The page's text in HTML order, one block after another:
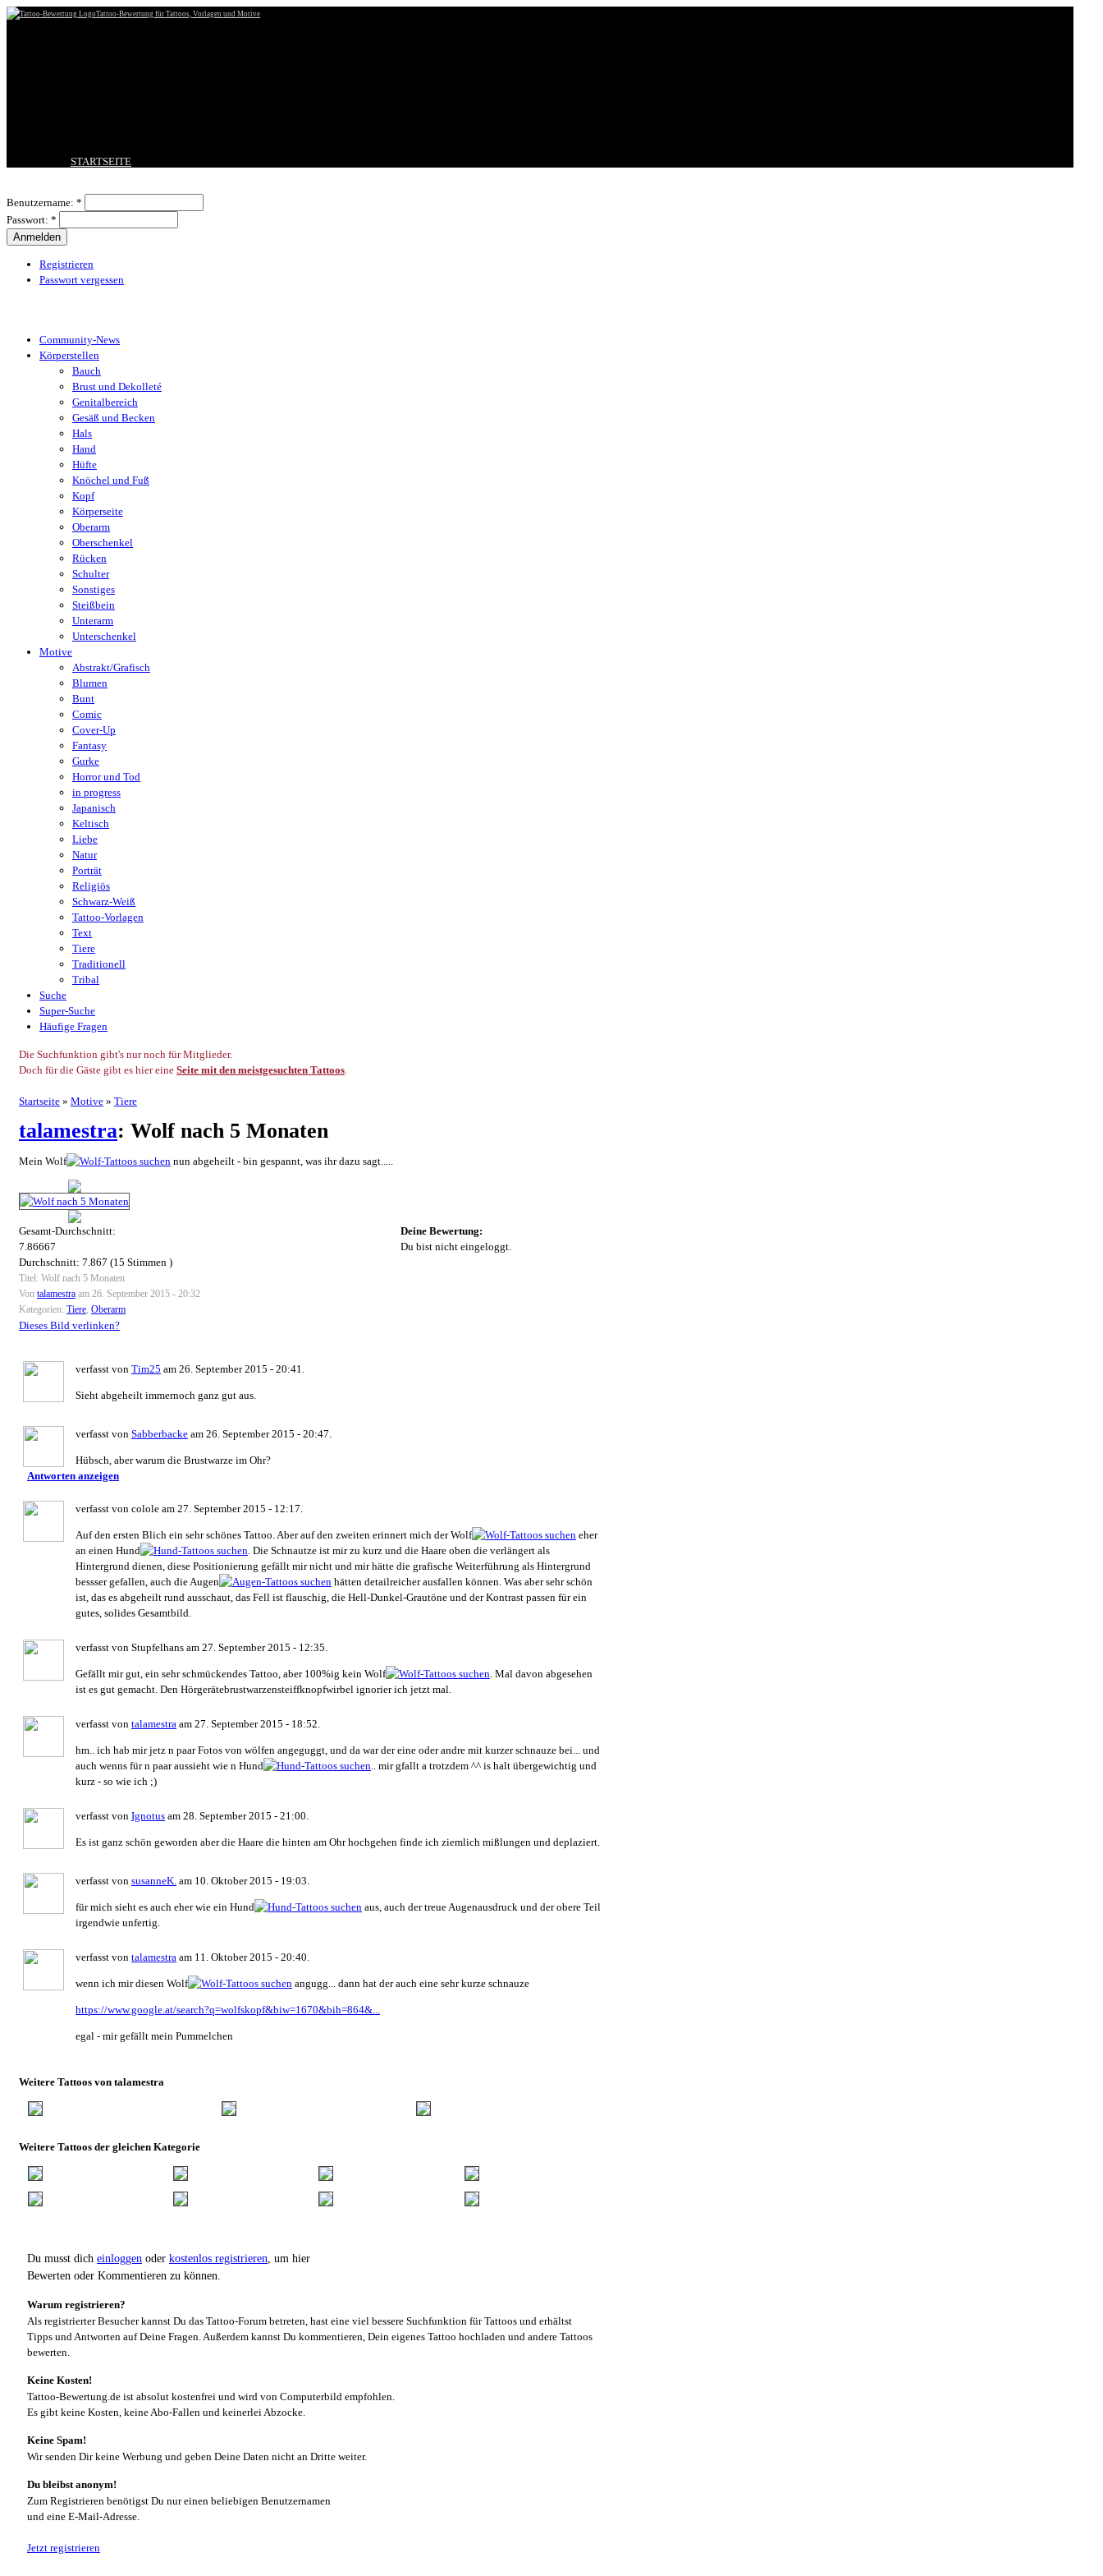
Tattoo-Bewertung für Tattoos, Vorlagen und Motive
STARTSEITE
BESTE TATTOOS
NEUESTE TATTOOS
Benutzername: *
Passwort: *
Registrieren
Passwort vergessen
Community-News
Körperstellen
Bauch
Brust und Dekolleté
Genitalbereich
Gesäß und Becken
Hals
Hand
Hüfte
Knöchel und Fuß
Kopf
Körperseite
Oberarm
Oberschenkel
Rücken
Schulter
Sonstiges
Steißbein
Unterarm
Unterschenkel
Motive
Abstrakt/Grafisch
Blumen
Bunt
Comic
Cover-Up
Fantasy
Gurke
Horror und Tod
in progress
Japanisch
Keltisch
Liebe
Natur
Porträt
Religiös
Schwarz-Weiß
Tattoo-Vorlagen
Text
Tiere
Traditionell
Tribal
Suche
Super-Suche
Häufige Fragen
Die Suchfunktion gibt's nur noch für Mitglieder.
Doch für die Gäste gibt es hier eine Seite mit den meistgesuchten Tattoos.
Startseite » Motive » Tiere
talamestra: Wolf nach 5 Monaten
Mein Wolf nun abgeheilt - bin gespannt, was ihr dazu sagt.....
Gesamt-Durchschnitt:
7.86667
Durchschnitt: 7.867 (15 Stimmen )
Deine Bewertung:
Du bist nicht eingeloggt.
Titel: Wolf nach 5 Monaten
Von talamestra am 26. September 2015 - 20:32
Kategorien: Tiere, Oberarm
Dieses Bild verlinken?
verfasst von Tim25 am 26. September 2015 - 20:41.
Sieht abgeheilt immernoch ganz gut aus.
verfasst von Sabberbacke am 26. September 2015 - 20:47.
Hübsch, aber warum die Brustwarze im Ohr?
Antworten anzeigen
verfasst von colole am 27. September 2015 - 12:17.
Auf den ersten Blich ein sehr schönes Tattoo. Aber auf den zweiten erinnert mich der Wolf
eher
an einen Hund
. Die Schnautze ist mir zu kurz und die Haare oben die verlängert als
Hintergrund dienen, diese Positionierung gefällt mir nicht und mir hätte die grafische Weiterführung als Hintergrund
bessser gefallen, auch die Augen
hätten detailreicher ausfallen können. Was aber sehr schön
ist, das es abgeheilt rund ausschaut, das Fell ist flauschig, die Hell-Dunkel-Grautöne und der Kontrast passen für ein
gutes, solides Gesamtbild.
verfasst von Stupfelhans am 27. September 2015 - 12:35.
Gefällt mir gut, ein sehr schmückendes Tattoo, aber 100%ig kein Wolf
. Mal davon abgesehen
ist es gut gemacht. Den Hörgerätebrustwarzensteiffknopfwirbel ignorier ich jetzt mal.
verfasst von talamestra am 27. September 2015 - 18:52.
hm.. ich hab mir jetz n paar Fotos von wölfen angeguggt, und da war der eine oder andre mit kurzer schnauze bei... und
auch wenns für n paar aussieht wie n Hund
.. mir gfallt a trotzdem ^^ is halt übergewichtig und
kurz - so wie ich ;)
verfasst von Ignotus am 28. September 2015 - 21:00.
Es ist ganz schön geworden aber die Haare die hinten am Ohr hochgehen finde ich ziemlich mißlungen und deplaziert.
verfasst von susanneK. am 10. Oktober 2015 - 19:03.
für mich sieht es auch eher wie ein Hund
aus, auch der treue Augenausdruck und der obere Teil
irgendwie unfertig.
verfasst von talamestra am 11. Oktober 2015 - 20:40.
wenn ich mir diesen Wolf angugg... dann hat der auch eine sehr kurze schnauze
https://www.google.at/search?q=wolfskopf&biw=1670&bih=864&...
egal - mir gefällt mein Pummelchen
Weitere Tattoos von talamestra
Weitere Tattoos der gleichen Kategorie
Du musst dich einloggen oder kostenlos registrieren , um hier
Bewerten oder Kommentieren zu können.
Warum registrieren?
Als registrierter Besucher kannst Du das Tattoo-Forum betreten, hast eine viel bessere Suchfunktion für Tattoos und erhältst
Tipps und Antworten auf Deine Fragen. Außerdem kannst Du kommentieren, Dein eigenes Tattoo hochladen und andere Tattoos
bewerten.
Keine Kosten!
Tattoo-Bewertung.de ist absolut kostenfrei und wird von Computerbild empfohlen.
Es gibt keine Kosten, keine Abo-Fallen und keinerlei Abzocke.
Keine Spam!
Wir senden Dir keine Werbung und geben Deine Daten nicht an Dritte weiter.
Du bleibst anonym!
Zum Registrieren benötigst Du nur einen beliebigen Benutzernamen
und eine E-Mail-Adresse.
Jetzt registrieren